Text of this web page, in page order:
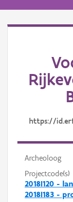
https://
Archeoloog
Projectcode(s)
2018I120 -
2018I183 -